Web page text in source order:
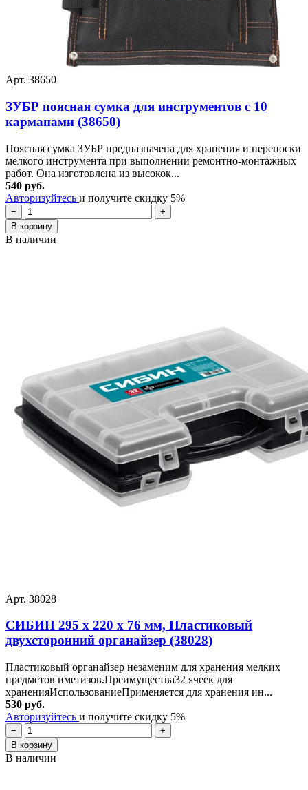
Арт. 38650
ЗУБР поясная сумка для инструментов с 10
карманами (38650)
Поясная сумка ЗУБР предназначена для хранения и переноски
мелкого инструмента при выполнении ремонтно-монтажных
работ. Она изготовлена из высокок...
540 руб.
Авторизуйтесь и получите скидку 5%
−
+
В корзину
В наличии
Арт. 38028
СИБИН 295 х 220 х 76 мм, Пластиковый
двухсторонний органайзер (38028)
Пластиковый органайзер незаменим для хранения мелких
предметов иметизов.Преимущества32 ячеек для
храненияИспользованиеПрименяется для хранения ин...
530 руб.
Авторизуйтесь и получите скидку 5%
−
+
В корзину
В наличии